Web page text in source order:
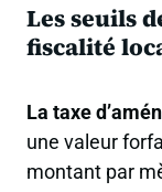
Les seuils
fiscalité
La taxe
une valeur
montant par